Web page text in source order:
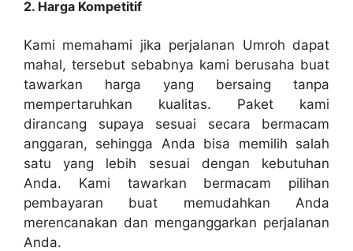
2. Harga Kompetitif
Kami memahami jika perjalanan Umroh dapat
mahal, tersebut sebabnya kami berusaha buat
tawarkan harga yang bersaing tanpa
mempertaruhkan kualitas. Paket kami
dirancang supaya sesuai secara bermacam
anggaran, sehingga Anda bisa memilih salah
satu yang lebih sesuai dengan kebutuhan
Anda. Kami tawarkan bermacam pilihan
pembayaran buat memudahkan Anda
merencanakan dan menganggarkan perjalanan
Anda.